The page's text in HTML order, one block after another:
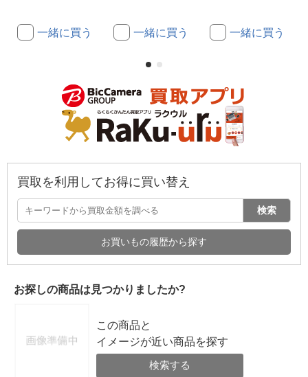
一緒に買う 一緒に買う 一緒に買う
買取を利用してお得に買い替え
検索
お買いもの履歴から探す
お探しの商品は見つかりましたか?
この商品と
イメージが近い商品を探す
検索する